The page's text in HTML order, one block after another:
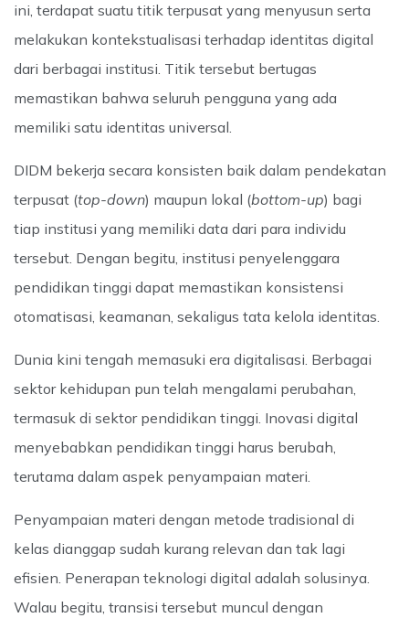
ini, terdapat suatu titik terpusat yang menyusun serta
melakukan kontekstualisasi terhadap identitas digital
dari berbagai institusi. Titik tersebut bertugas
memastikan bahwa seluruh pengguna yang ada
memiliki satu identitas universal.
DIDM bekerja secara konsisten baik dalam pendekatan
terpusat (top-down) maupun lokal (bottom-up) bagi
tiap institusi yang memiliki data dari para individu
tersebut. Dengan begitu, institusi penyelenggara
pendidikan tinggi dapat memastikan konsistensi
otomatisasi, keamanan, sekaligus tata kelola identitas.
Dunia kini tengah memasuki era digitalisasi. Berbagai
sektor kehidupan pun telah mengalami perubahan,
termasuk di sektor pendidikan tinggi. Inovasi digital
menyebabkan pendidikan tinggi harus berubah,
terutama dalam aspek penyampaian materi.
Penyampaian materi dengan metode tradisional di
kelas dianggap sudah kurang relevan dan tak lagi
efisien. Penerapan teknologi digital adalah solusinya.
Walau begitu, transisi tersebut muncul dengan